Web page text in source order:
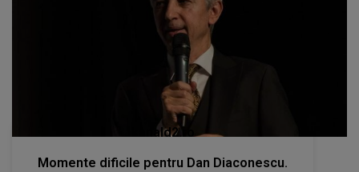
kanald2.ro
Momente dificile pentru Dan Diaconescu.